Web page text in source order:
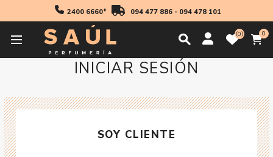
2400 6660* 094 477 886- 094 478 101
0 0
INICIAR SESIÓN
SOY CLIENTE